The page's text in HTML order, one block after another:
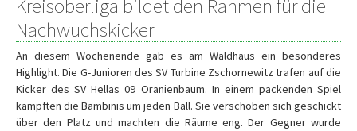
Kreisoberliga bildet den Rahmen für die
Nachwuchskicker
An diesem Wochenende gab es am Waldhaus ein besonderes
Highlight. Die G-Junioren des SV Turbine Zschornewitz trafen auf die
Kicker des SV Hellas 09 Oranienbaum. In einem packenden Spiel
kämpften die Bambinis um jeden Ball. Sie verschoben sich geschickt
über den Platz und machten die Räume eng. Der Gegner wurde